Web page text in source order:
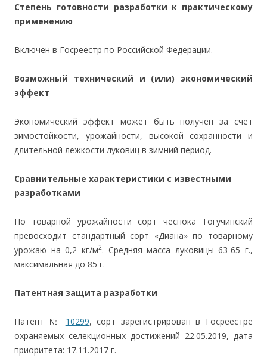
Степень готовности разработки к практическому
применению
Включен в Госреестр по Российской Федерации.
Возможный технический и (или) экономический
эффект
Экономический эффект может быть получен за счет
зимостойкости, урожайности, высокой сохранности и
длительной лежкости луковиц в зимний период.
Сравнительные характеристики с известными
разработками
По товарной урожайности сорт чеснока Тогучинский
превосходит стандартный сорт «Диана» по товарному
урожаю на 0,2 кг/м2. Средняя масса луковицы 63-65 г.,
максимальная до 85 г.
Патентная защита разработки
Патент № 10299, сорт зарегистрирован в Госреестре
охраняемых селекционных достижений 22.05.2019, дата
приоритета: 17.11.2017 г.